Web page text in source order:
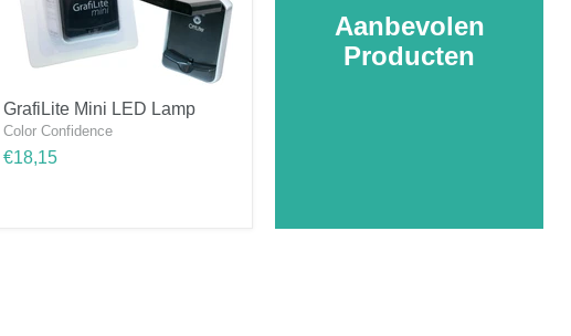
Mini
LED
Lamp
GrafiLite Mini LED Lamp
Color Confidence
€18,15
Aanbevolen
Producten